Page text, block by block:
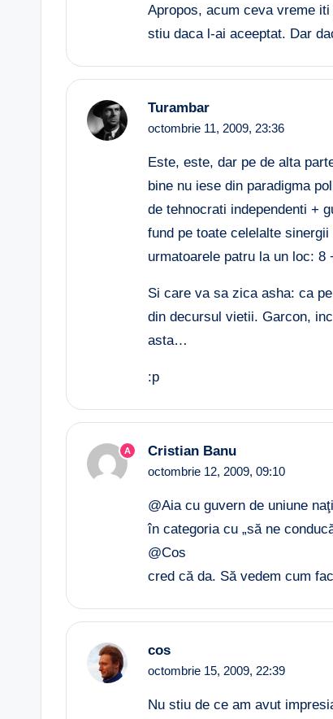
Apropos, acum ceva vreme
stiu daca l-ai aceeptat. Dar
Turambar
octombrie 11, 2009, 23:36
Este, este, dar pe de alta
bine nu iese din paradigma
de tehnocrati independenti +
fund pe toate celelalte
urmatoarele patru la un loc: 8
Si care va sa zica asha: ca
din decursul vietii. Garcon,
asta…
:p
A Cristian Banu
octombrie 12, 2009, 09:10
@Aia cu guvern de uniune
în categoria cu „să ne
@Cos
cred că da. Să vedem cum
cos
octombrie 15, 2009, 22:39
Nu stiu de ce am avut